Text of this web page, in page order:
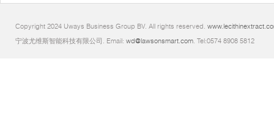
Copyright 2024 Uways Business Group BV. All rights reserved.
宁波尤维斯智能科技有限公司. Email: wd@lawsonsmart.com. Tel:0574 8908 5812